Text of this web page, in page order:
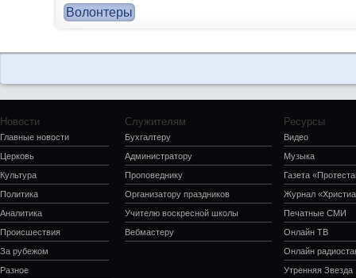
Волонтеры
Новости
Главные новости
Церковь
Культура
Политика
Аналитика
Происшествия
За рубежом
Разное
Служителям
Бухгалтеру
Администратору
Проповеднику
Организатору праздников
Учителю воскресной школы
Вебмастеру
Ресурсы
Видео
Музыка
Газета
Журнал
Печатные СМИ
Онлайн ТВ
Онлайн
Утренняя Звезда